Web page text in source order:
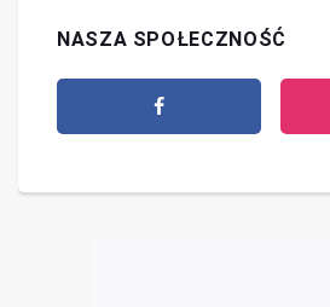
NASZA SPOŁECZNOŚĆ